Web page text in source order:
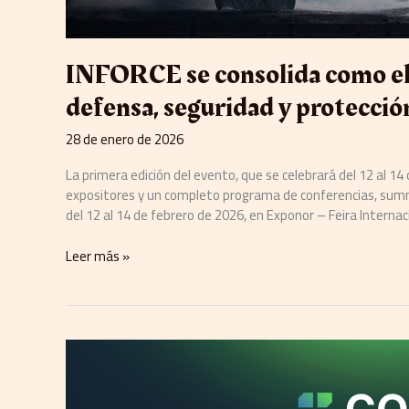
INFORCE se consolida como
defensa, seguridad y
28 de enero de 2026
La primera edición del evento, que se celebrará del 12 al
expositores y un completo programa de conferencias,
del 12 al 14 de febrero de 2026, en Exponor – Feira
Leer más »
Symetrix